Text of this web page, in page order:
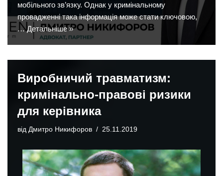
мобільного зв’язку. Однак у кримінальному
провадженні така інформація може стати ключовою,
…Детальніше »
Виробничий травматизм:
кримінально-правові ризики
для керівника
від Дмитро Никифоров 25.11.2019